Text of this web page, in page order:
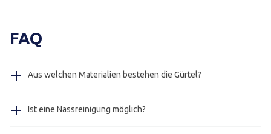
FAQ
Aus welchen Materialien bestehen die Gürtel?
senden wir Ihnen die Zertifikate zu.
Ist eine Nassreinigung möglich?